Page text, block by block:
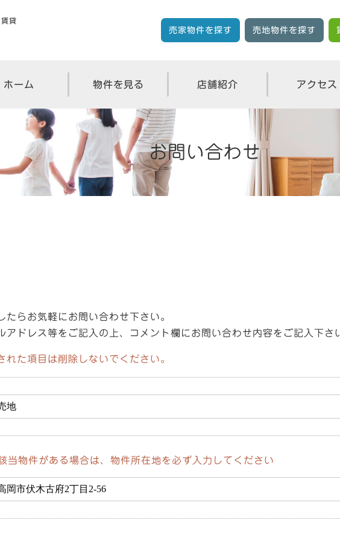
貸
売家物件を探す 売地物件を探す
ホーム 物件を見る 店舗紹介 アクセス
お問い合わせ
らお気軽にお問い合わせ下さい。
アドレス等をご記入の上、コメント欄にお問い合わせ内容をご記入下さ
た項目は削除しないでください。
当物件がある場合は、物件所在地を必ず入力してください